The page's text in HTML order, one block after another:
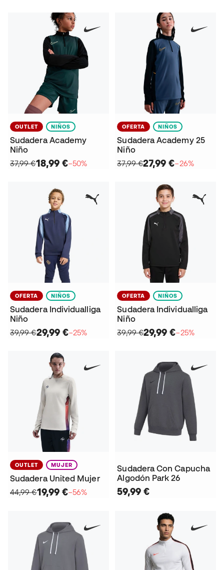
OUTLET NIÑOS
Sudadera Academy
Niño
37,99 €18,99 €−50%
OFERTA NIÑOS
Sudadera Academy 25
Niño
37,99 €27,99 €−26%
OFERTA NIÑOS
Sudadera Individualliga
Niño
39,99 €29,99 €−25%
OFERTA NIÑOS
Sudadera Individualliga
Niño
39,99 €29,99 €−25%
OUTLET MUJER
Sudadera United Mujer
44,99 €19,99 €−56%
Sudadera Con Capucha
Algodón Park 26
59,99 €